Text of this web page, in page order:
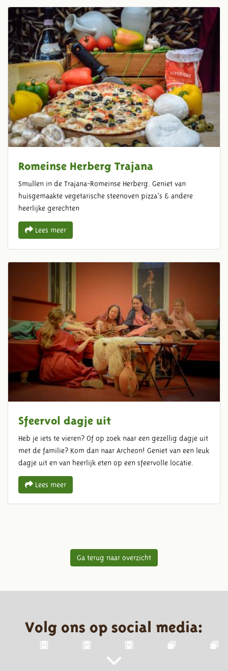
Romeinse Herberg Trajana
Smullen in de Trajana-Romeinse Herberg. Geniet van
huisgemaakte vegetarische steenoven pizza's & andere
heerlijke gerechten
Lees meer
Sfeervol dagje uit
Heb je iets te vieren? Of op zoek naar een gezellig dagje uit
met de familie? Kom dan naar Archeon! Geniet van een leuk
dagje uit en van heerlijk eten op een sfeervolle locatie.
Lees meer
Ga terug naar overzicht
Volg ons op social media: